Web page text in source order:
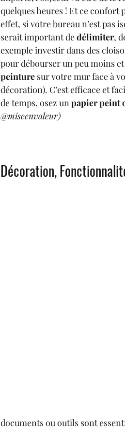
quelques heures ! Et ce confort
effet, si votre bureau n’est pas
serait important de délimiter,
exemple investir dans des
pour débourser un peu moins
peinture sur votre mur face à
décoration). C’est efficace et
de temps, osez un papier peint
@miseenvaleur)
Décoration,
documents ou outils sont